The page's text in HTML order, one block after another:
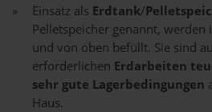
Einsatz als Erdtank/
Pelletspeicher genannt, werden
und von oben befüllt. Sie sind
erforderlichen Erdarbeiten
sehr gute Lagerbedingungen
Haus.